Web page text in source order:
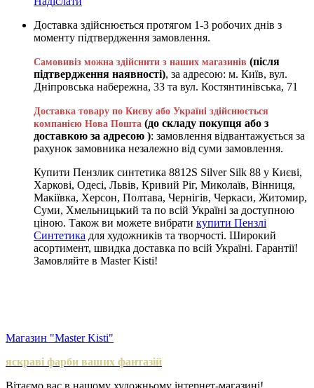
Доставка здійснюється протягом 1-3 робочих днів з
моменту підтвердження замовлення.
Самовивіз можна здійснити з наших магазинів (після
підтвердження наявності), за адресою: м. Київ, вул.
Дніпровська набережна, 33 та вул. Костянтинівська, 71
Доставка товару по Києву або Україні здійснюється
компанією Нова Пошта (до складу покупця або з
доставкою за адресою ): замовлення відвантажується за
рахунок замовника незалежно від суми замовлення.
Купити Пензлик синтетика 8812S Silver Silk 88 у Києві,
Харкові, Одесі, Львів, Кривий Ріг, Миколаїв, Вінниця,
Макіївка, Херсон, Полтава, Чернігів, Черкаси, Житомир,
Суми, Хмельницький та по всій Україні за доступною
ціною. Також ви можете вибрати купити Пензлі
Синтетика для художників та творчості. Широкий
асортимент, швидка доставка по всій Україні. Гарантії!
Замовляйте в Master Kisti!
Магазин "Master Kisti"
яскраві фарби ваших фантазій
Вітаємо вас в нашому художньому інтернет-магазині!